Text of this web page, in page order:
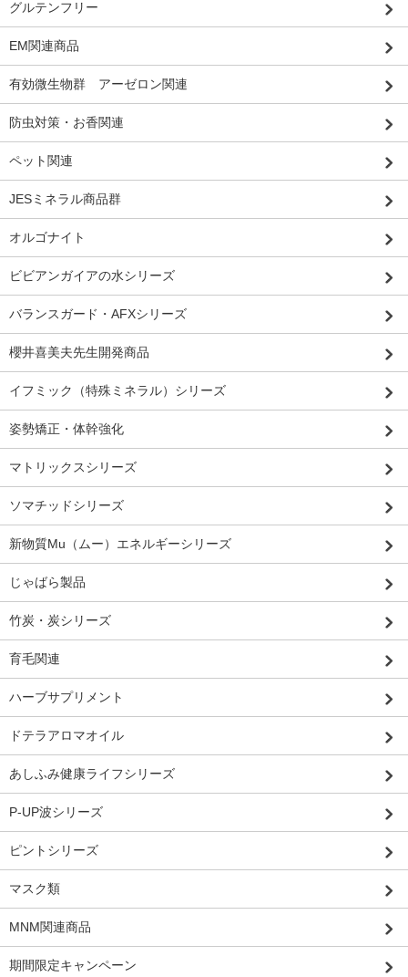
グルテンフリー
EM関連商品
有効微生物群 アーゼロン関連
防虫対策・お香関連
ペット関連
JESミネラル商品群
オルゴナイト
ビビアンガイアの水シリーズ
バランスガード・AFXシリーズ
櫻井喜美夫先生開発商品
イフミック（特殊ミネラル）シリーズ
姿勢矯正・体幹強化
マトリックスシリーズ
ソマチッドシリーズ
新物質Mu（ムー）エネルギーシリーズ
じゃばら製品
竹炭・炭シリーズ
育毛関連
ハーブサプリメント
ドテラアロマオイル
あしふみ健康ライフシリーズ
P-UP波シリーズ
ピントシリーズ
マスク類
MNM関連商品
期間限定キャンペーン